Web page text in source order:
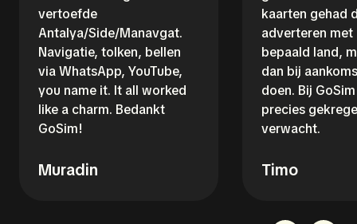
vertoefde
Antalya/Side/Manavgat.
Navigatie, tolken, bellen
via WhatsApp, YouTube,
you name it. It all worked
like a charm. Bedankt
GoSim!
Muradin
kaarten gehad
adverteren met
bepaald land,
dan bij
doen. Bij
precies
verwacht.
Timo